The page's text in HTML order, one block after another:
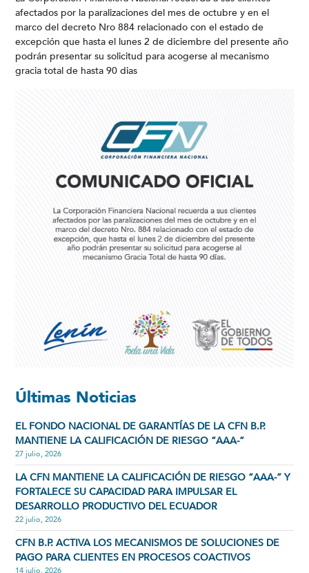
afectados por la paralizaciones del mes de octubre y en el
marco del decreto Nro 884 relacionado con el estado de
excepción que hasta el lunes 2 de diciembre del presente año
podrán presentar su solicitud para acogerse al mecanismo
gracia total de hasta 90 dias
Últimas Noticias
EL FONDO NACIONAL DE GARANTÍAS DE LA CFN B.P.
MANTIENE LA CALIFICACIÓN DE RIESGO “AAA-”
27 julio, 2026
LA CFN MANTIENE LA CALIFICACIÓN DE RIESGO “AAA-” Y
FORTALECE SU CAPACIDAD PARA IMPULSAR EL
DESARROLLO PRODUCTIVO DEL ECUADOR
22 julio, 2026
CFN B.P. ACTIVA LOS MECANISMOS DE SOLUCIONES DE
PAGO PARA CLIENTES EN PROCESOS COACTIVOS
14 julio, 2026